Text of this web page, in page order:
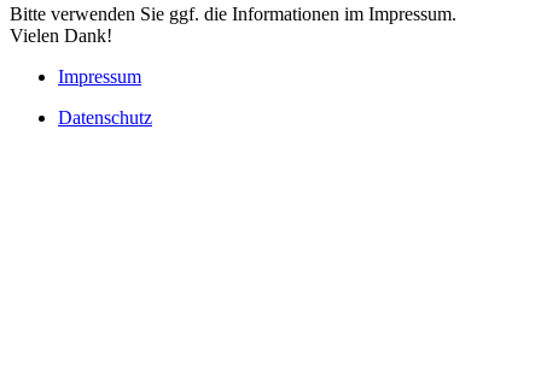
Bitte verwenden Sie ggf. die Informationen im Impressum.
Vielen Dank!
Impressum
Datenschutz